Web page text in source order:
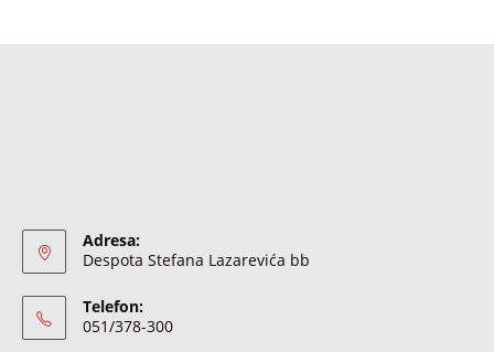
Adresa:
Despota Stefana Lazarevića bb
Telefon:
051/378-300